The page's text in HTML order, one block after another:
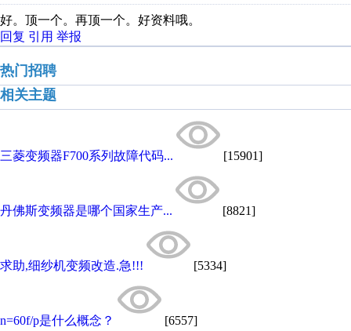
好。顶一个。再顶一个。好资料哦。
回复 引用 举报
热门招聘
相关主题
三菱变频器F700系列故障代码... [15901]
丹佛斯变频器是哪个国家生产... [8821]
求助,细纱机变频改造.急!!! [5334]
n=60f/p是什么概念？ [6557]